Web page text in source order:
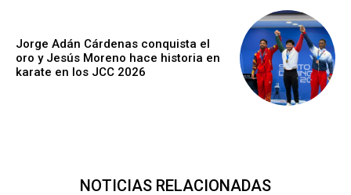
Jorge Adán Cárdenas conquista el
oro y Jesús Moreno hace historia en
karate en los JCC 2026
NOTICIAS RELACIONADAS